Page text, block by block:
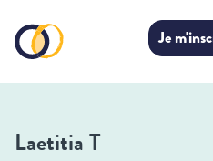
Je
Laetitia T